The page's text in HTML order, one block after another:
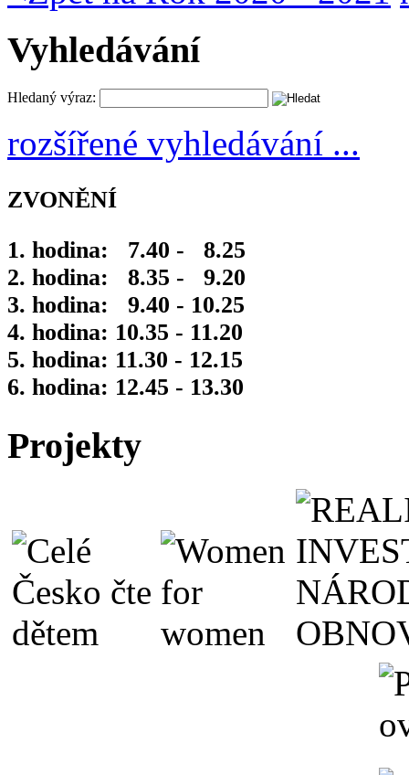
Vyhledávání
Hledaný výraz:
rozšířené vyhledávání ...
ZVONĚNÍ
1. hodina: 7.40 - 8.25
2. hodina: 8.35 - 9.20
3. hodina: 9.40 - 10.25
4. hodina: 10.35 - 11.20
5. hodina: 11.30 - 12.15
6. hodina: 12.45 - 13.30
Projekty